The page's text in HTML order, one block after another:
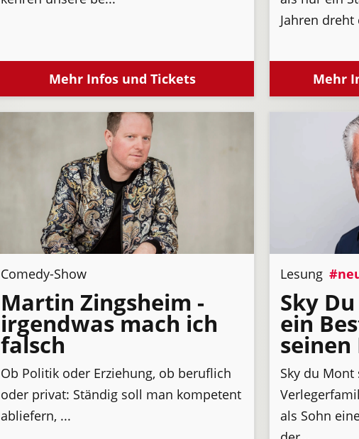
Mehr Infos und Tickets
Jahren dreht
Mehr
Comedy-Show
Martin Zingsheim -
irgendwas mach ich
falsch
Ob Politik oder Erziehung, ob beruflich
oder privat: Ständig soll man kompetent
abliefern, ...
Lesung #neu
Sky
ein
seinen
Sky du Mont
als Sohn
der...